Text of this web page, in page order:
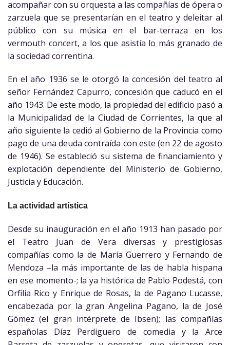
acompañar con su orquesta a las compañías de ópera o
zarzuela que se presentarían en el teatro y deleitar al
público con su música en el bar-terraza en los
vermouth concert, a los que asistía lo más granado de
la sociedad correntina.
En el año 1936 se le otorgó la concesión del teatro al
señor Fernández Capurro, concesión que caducó en el
año 1943. De este modo, la propiedad del edificio pasó a
la Municipalidad de la Ciudad de Corrientes, la que al
año siguiente la cedió al Gobierno de la Provincia como
pago de una deuda contraída con este (en 22 de agosto
de 1946). Se estableció su sistema de financiamiento y
explotación dependiente del Ministerio de Gobierno,
Justicia y Educación.
La actividad artística
Desde su inauguración en el año 1913 han pasado por
el Teatro Juan de Vera diversas y prestigiosas
compañías como la de María Guerrero y Fernando de
Mendoza –la más importante de las de habla hispana
en ese momento-; la ya histórica de Pablo Podestá, con
Orfilia Rico y Enrique de Rosas, la de Pagano Lucasse,
encabezada por la gran Angelina Pagano, la de José
Gómez (el gran intérprete de Ibsen); las compañías
españolas Díaz Perdiguero de comedia y la Arce